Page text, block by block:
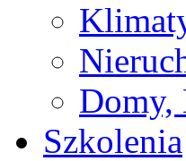
Domy,
Szkolenia